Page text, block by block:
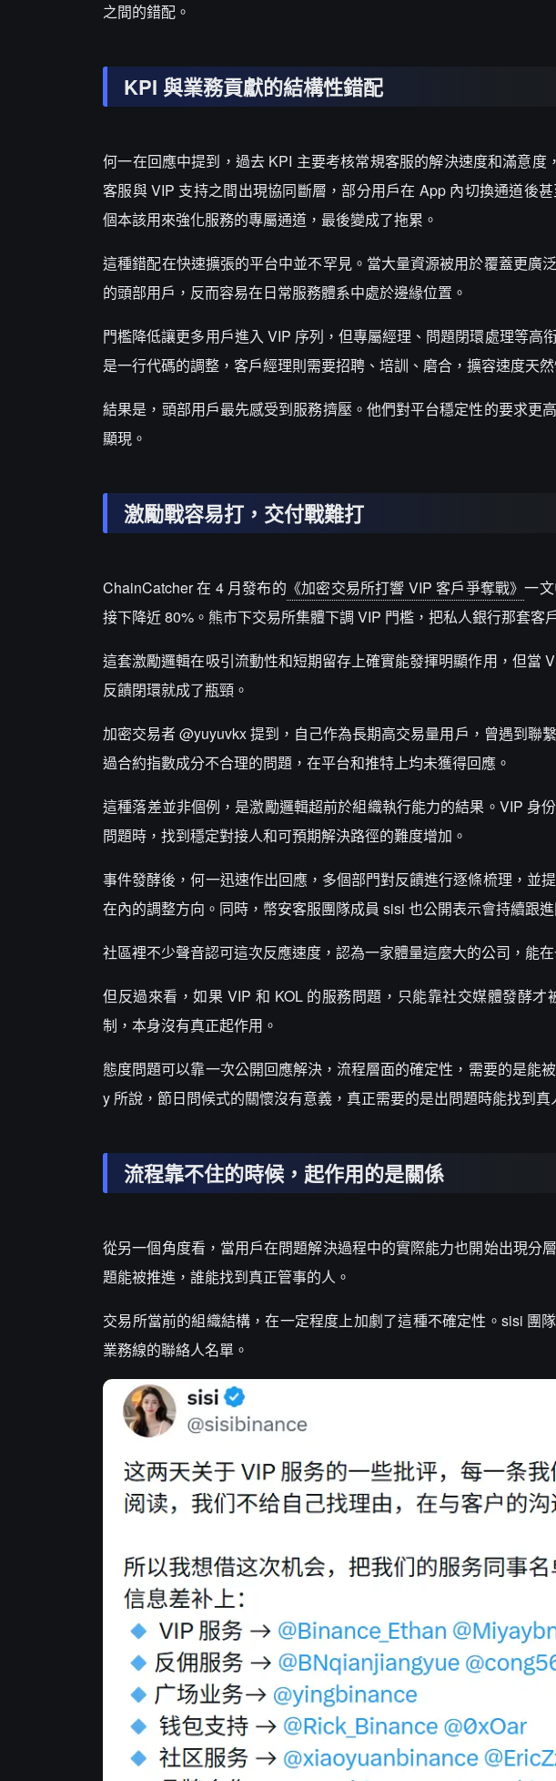
之間的錯配。
KPI 與業務貢獻的結構性錯配
何一在回應中提到，過去 KPI 主要考核常規客服的解決速度和滿意度
客服與 VIP 支持之間出現協同斷層，部分用戶在 App 內切換通道後
個本該用來強化服務的專屬通道，最後變成了拖累。
這種錯配在快速擴張的平台中並不罕見。當大量資源被用於覆蓋更廣
的頭部用戶，反而容易在日常服務體系中處於邊緣位置。
門檻降低讓更多用戶進入 VIP 序列，但專屬經理、問題閉環處理等高
是一行代碼的調整，客戶經理則需要招聘、培訓、磨合，擴容速度天然
結果是，頭部用戶最先感受到服務擠壓。他們對平台穩定性的要求更
顯現。
激勵戰容易打，交付戰難打
ChainCatcher 在 4 月發布的 《加密交易所打響 VIP 客戶爭奪戰》一
接下降近 80%。熊市下交易所集體下調 VIP 門檻，把私人銀行那套客
這套激勵邏輯在吸引流動性和短期留存上確實能發揮明顯作用，但當
反饋閉環就成了瓶頸。
加密交易者 @yuyuvkx 提到，自己作為長期高交易量用戶，曾遇到聯
過合約指數成分不合理的問題，在平台和推特上均未獲得回應。
這種落差並非個例，是激勵邏輯超前於組織執行能力的結果。VIP 身
問題時，找到穩定對接人和可預期解決路徑的難度增加。
事件發酵後，何一迅速作出回應，多個部門對反饋進行逐條梳理，並
在內的調整方向。同時，幣安客服團隊成員 sisi 也公開表示會持續跟
社區裡不少聲音認可這次反應速度，認為一家體量這麼大的公司，能
但反過來看，如果 VIP 和 KOL 的服務問題，只能靠社交媒體發酵
制，本身沒有真正起作用。
態度問題可以靠一次公開回應解決，流程層面的確定性，需要的是能
y 所說，節日問候式的關懷沒有意義，真正需要的是出問題時能找到
流程靠不住的時候，起作用的是關係
從另一個角度看，當用戶在問題解決過程中的實際能力也開始出現分
題能被推進，誰能找到真正管事的人。
交易所當前的組織結構，在一定程度上加劇了這種不確定性。sisi 團
業務線的聯絡人名單。